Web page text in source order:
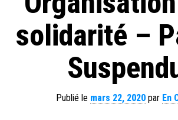
solidarité –
Publié le mars 22, 2020 par En